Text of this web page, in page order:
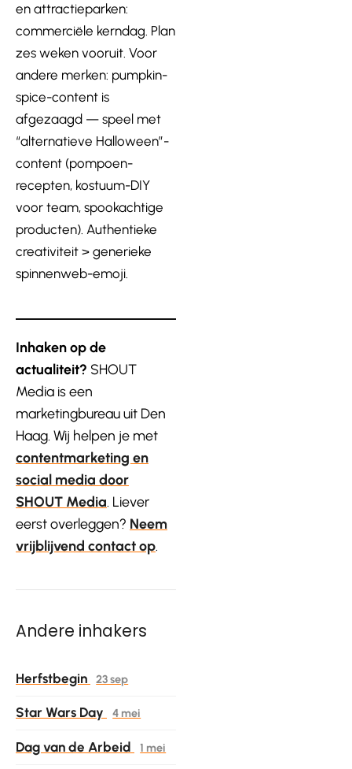
en attractieparken:
commerciële kerndag. Plan
zes weken vooruit. Voor
andere merken: pumpkin-
spice-content is
afgezaagd — speel met
“alternatieve Halloween”-
content (pompoen-
recepten, kostuum-DIY
voor team, spookachtige
producten). Authentieke
creativiteit > generieke
spinnenweb-emoji.
Inhaken op de
actualiteit? SHOUT
Media is een
marketingbureau uit Den
Haag. Wij helpen je met
contentmarketing en
social media door
SHOUT Media . Liever
eerst overleggen? Neem
vrijblijvend contact op
Andere inhakers
Herfstbegin 23 sep
Star Wars Day 4 mei
Dag van de Arbeid 1 mei